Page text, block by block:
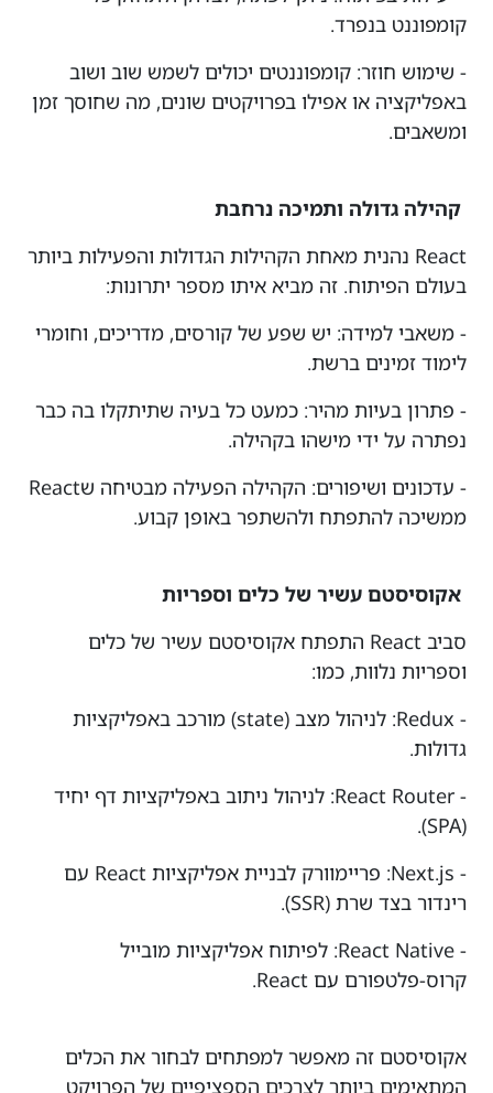
קומפוננט בנפרד.
- שימוש חוזר: קומפוננטים יכולים לשמש שוב ושוב
באפליקציה או אפילו בפרויקטים שונים, מה שחוסך זמן
ומשאבים.
קהילה גדולה ותמיכה נרחבת
React נהנית מאחת הקהילות הגדולות והפעילות ביותר
בעולם הפיתוח. זה מביא איתו מספר יתרונות:
- משאבי למידה: יש שפע של קורסים, מדריכים, וחומרי
לימוד זמינים ברשת.
- פתרון בעיות מהיר: כמעט כל בעיה שתיתקלו בה כבר
נפתרה על ידי מישהו בקהילה.
- עדכונים ושיפורים: הקהילה הפעילה מבטיחה שReact
ממשיכה להתפתח ולהשתפר באופן קבוע.
אקוסיסטם עשיר של כלים וספריות
סביב React התפתח אקוסיסטם עשיר של כלים
וספריות נלוות, כמו:
- Redux: לניהול מצב (state) מורכב באפליקציות
גדולות.
- React Router: לניהול ניתוב באפליקציות דף יחיד
(SPA).
- Next.js: פריימוורק לבניית אפליקציות React עם
רינדור בצד שרת (SSR).
- React Native: לפיתוח אפליקציות מובייל
קרוס-פלטפורם עם React.
אקוסיסטם זה מאפשר למפתחים לבחור את הכלים
המתאימים ביותר לצרכים הספציפיים של הפרויקט